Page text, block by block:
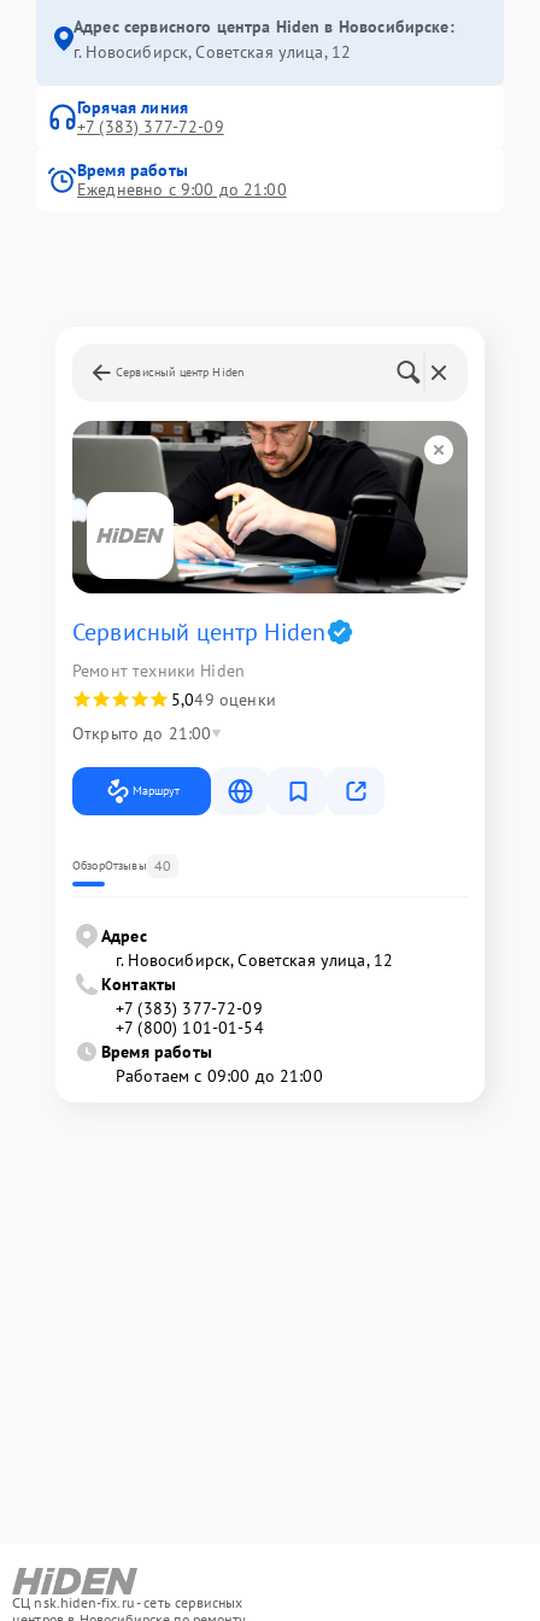
Адрес сервисного центра Hiden в Новосибирске:
г. Новосибирск, Советская улица, 12
Горячая линия
+7 (383) 377-72-09
Время работы
Ежедневно с 9:00 до 21:00
Сервисный центр Hiden
Сервисный центр Hiden
Ремонт техники Hiden
5,049 оценки
Открыто до 21:00
Маршрут
ОбзорОтзывы 40
Адрес
г. Новосибирск, Советская улица, 12
Контакты
+7 (383) 377-72-09
+7 (800) 101-01-54
Время работы
Работаем с 09:00 до 21:00
СЦ nsk.hiden-fix.ru - сеть сервисных